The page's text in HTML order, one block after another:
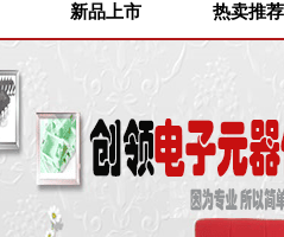
新品上市 热卖推荐